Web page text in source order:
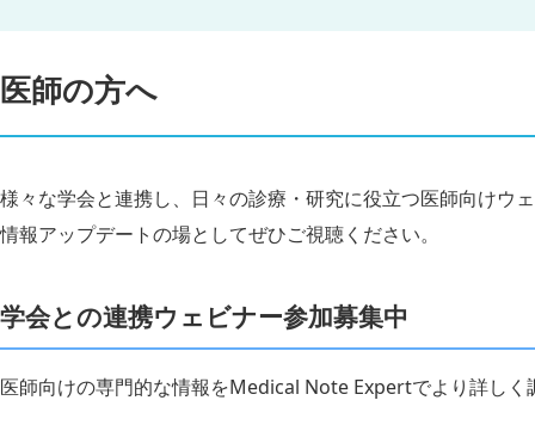
医師の方へ
様々な学会と連携し、日々の診療・研究に役立つ医師向けウ
情報アップデートの場としてぜひご視聴ください。
学会との連携ウェビナー参加募集中
医師向けの専門的な情報をMedical Note Expertでより詳しく